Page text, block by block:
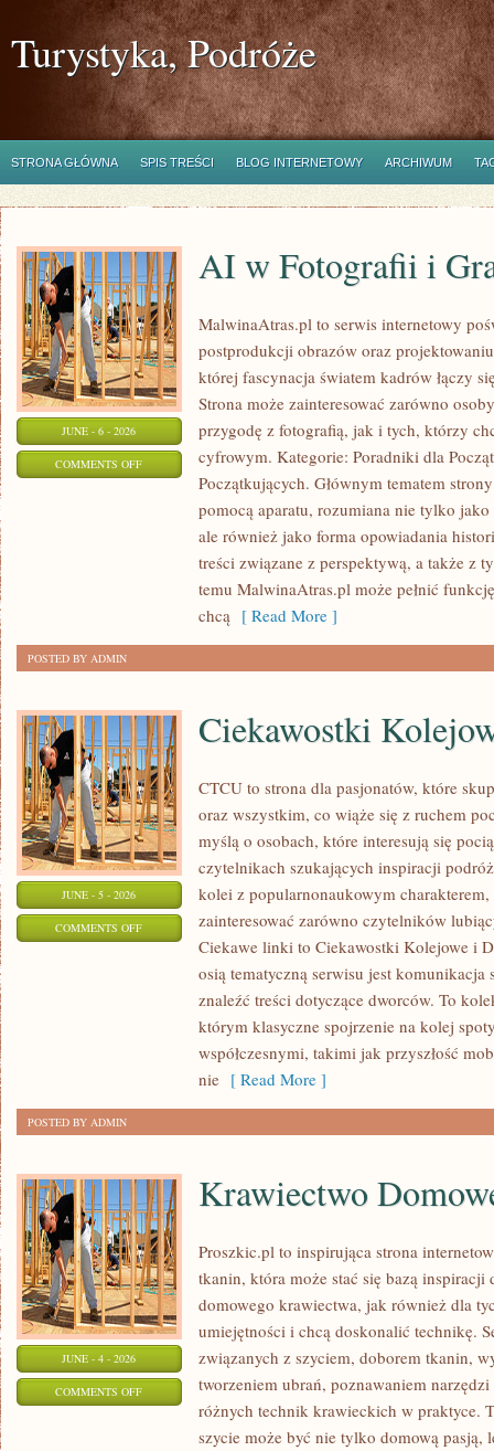
Turystyka, Podróże
STRONA GŁÓWNA SPIS TREŚCI BLOG INTERNETOWY ARCHIWUM
JUNE - 6 - 2026
COMMENTS OFFON
FOTOGRAFII
AI w Fotografii i
MalwinaAtras.pl to serwis internetowy
postprodukcji obrazów oraz
której fascynacja światem kadrów łączy
Strona może zainteresować zarówno
przygodę z fotografią, jak i tych, którzy
cyfrowym. Kategorie: Poradniki dla
Początkujących. Głównym tematem
pomocą aparatu, rozumiana nie tylko
ale również jako forma opowiadania
treści związane z perspektywą, a także z
temu MalwinaAtras.pl może pełnić
chcą [ Read More ]
POSTED BY ADMIN
JUNE - 5 - 2026
COMMENTS OFFON
CIEKAWOSTKI
Ciekawostki
CTCU to strona dla pasjonatów, które
oraz wszystkim, co wiąże się z ruchem
myślą o osobach, które interesują się
czytelnikach szukających inspiracji
kolei z popularnonaukowym
zainteresować zarówno czytelników
Ciekawe linki to Ciekawostki Kolejowe i
osią tematyczną serwisu jest komunikacja
znaleźć treści dotyczące dworców. To
którym klasyczne spojrzenie na kolej
współczesnymi, takimi jak przyszłość
nie [ Read More ]
POSTED BY ADMIN
JUNE - 4 - 2026
COMMENTS OFFON
KRAWIECTWO
Krawiectwo
Proszkic.pl to inspirująca strona
tkanin, która może stać się bazą
domowego krawiectwa, jak również dla
umiejętności i chcą doskonalić technikę.
związanych z szyciem, doborem tkanin,
tworzeniem ubrań, poznawaniem
różnych technik krawieckich w praktyce.
szycie może być nie tylko domową pasją,